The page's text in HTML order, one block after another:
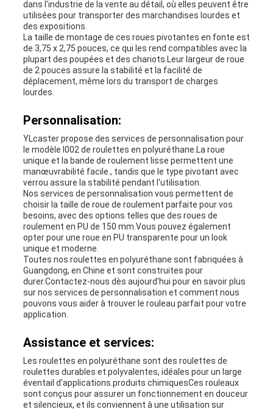
dans l'industrie de la vente au détail, où elles peuvent être
utilisées pour transporter des marchandises lourdes et
des expositions.
La taille de montage de ces roues pivotantes en fonte est
de 3,75 x 2,75 pouces, ce qui les rend compatibles avec la
plupart des poupées et des chariots.Leur largeur de roue
de 2 pouces assure la stabilité et la facilité de
déplacement, même lors du transport de charges
lourdes.
Personnalisation:
YLcaster propose des services de personnalisation pour
le modèle I002 de roulettes en polyuréthane.La roue
unique et la bande de roulement lisse permettent une
manœuvrabilité facile., tandis que le type pivotant avec
verrou assure la stabilité pendant l'utilisation.
Nos services de personnalisation vous permettent de
choisir la taille de roue de roulement parfaite pour vos
besoins, avec des options telles que des roues de
roulement en PU de 150 mm.Vous pouvez également
opter pour une roue en PU transparente pour un look
unique et moderne.
Toutes nos roulettes en polyuréthane sont fabriquées à
Guangdong, en Chine et sont construites pour
durer.Contactez-nous dès aujourd'hui pour en savoir plus
sur nos services de personnalisation et comment nous
pouvons vous aider à trouver le rouleau parfait pour votre
application.
Assistance et services:
Les roulettes en polyuréthane sont des roulettes de
roulettes durables et polyvalentes, idéales pour un large
éventail d'applications.produits chimiquesCes rouleaux
sont conçus pour assurer un fonctionnement en douceur
et silencieux, et ils conviennent à une utilisation sur